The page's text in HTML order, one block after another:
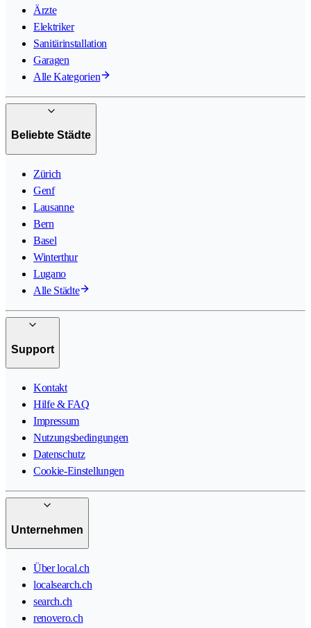
Ärzte
Elektriker
Sanitärinstallation
Garagen
Alle Kategorien
Beliebte Städte
Zürich
Genf
Lausanne
Bern
Basel
Winterthur
Lugano
Alle Städte
Support
Kontakt
Hilfe & FAQ
Impressum
Nutzungsbedingungen
Datenschutz
Cookie-Einstellungen
Unternehmen
Über local.ch
localsearch.ch
search.ch
renovero.ch